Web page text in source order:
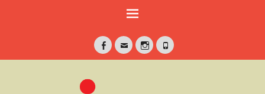
Facebook
E-
InstagramTelefon